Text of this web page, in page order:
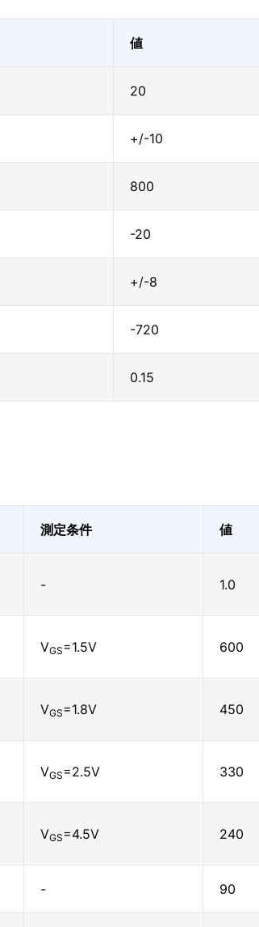
値
20
+/-10
800
-20
+/-8
-720
0.15
測定条件 値
- 1.0
VGS=1.5V 600
VGS=1.8V 450
VGS=2.5V 330
VGS=4.5V 240
- 90